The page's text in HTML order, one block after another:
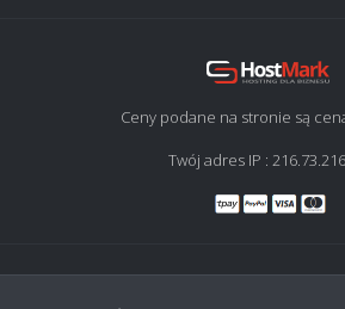
Ceny podane na stronie są
Twój adres IP :